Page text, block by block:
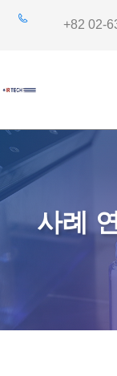
+82 02-
개요
산업 분야
사례